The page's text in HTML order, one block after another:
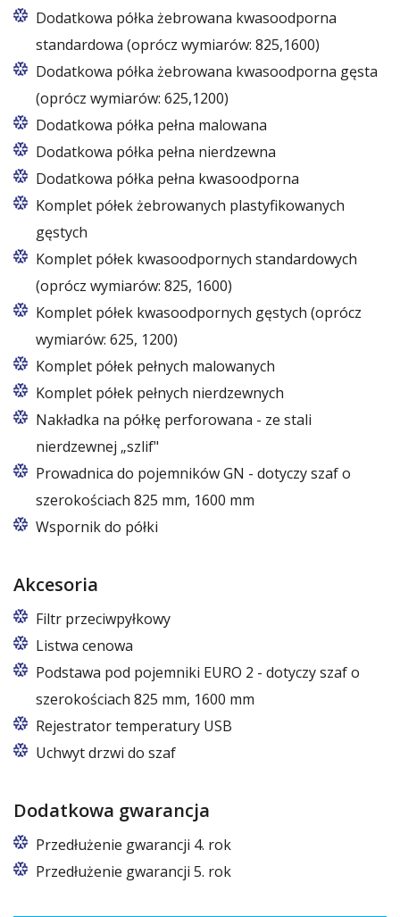
Dodatkowa półka żebrowana kwasoodporna
standardowa (oprócz wymiarów: 825,1600)
Dodatkowa półka żebrowana kwasoodporna gęsta
(oprócz wymiarów: 625,1200)
Dodatkowa półka pełna malowana
Dodatkowa półka pełna nierdzewna
Dodatkowa półka pełna kwasoodporna
Komplet półek żebrowanych plastyfikowanych
gęstych
Komplet półek kwasoodpornych standardowych
(oprócz wymiarów: 825, 1600)
Komplet półek kwasoodpornych gęstych (oprócz
wymiarów: 625, 1200)
Komplet półek pełnych malowanych
Komplet półek pełnych nierdzewnych
Nakładka na półkę perforowana - ze stali
nierdzewnej „szlif"
Prowadnica do pojemników GN - dotyczy szaf o
szerokościach 825 mm, 1600 mm
W szafach o wymiarach 825 i 1600
Wspornik do półki
Akcesoria
Filtr przeciwpyłkowy
Listwa cenowa
Podstawa pod pojemniki EURO 2 - dotyczy szaf o
szerokościach 825 mm, 1600 mm
W szafach o rozmiarach 825 i 1600
Rejestrator temperatury USB
Uchwyt drzwi do szaf
Dodatkowa gwarancja
Przedłużenie gwarancji 4. rok
Przedłużenie gwarancji 5. rok